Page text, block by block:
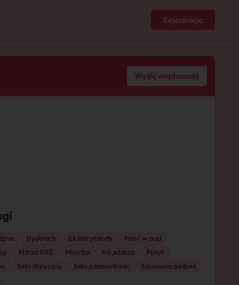
Rejestracja
Wyślij wiadomość
Dyskrecja Eksperymenty
Finał w buzi
Klimat GFE Minetka Na jeźdźca
Połyk
Seks klasyczny Seks z zabawkami
Seksowna bielizna